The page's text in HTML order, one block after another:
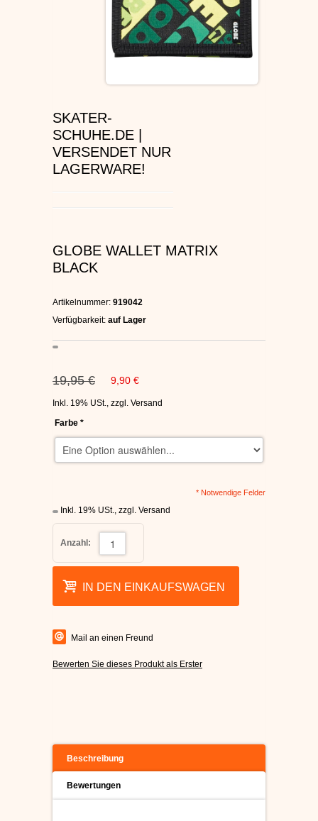
ÉS SCHUHE
SLIP ON
DVS SCHUHE
OSIRIS SKATERSCHUHE
ADIO
VANS SCHUHE
CONVERSE
DC SCHUHE HERREN
SUPRA SCHUHE
SKATER-
SCHUHE.DE |
VERSENDET NUR
LAGERWARE!
GLOBE WALLET MATRIX
BLACK
Artikelnummer: 919042
Verfügbarkeit: auf Lager
19,95 € 9,90 €
Inkl. 19% USt., zzgl. Versand
Farbe *
* Notwendige Felder
Inkl. 19% USt., zzgl. Versand
Anzahl:
IN DEN EINKAUFSWAGEN
Mail an einen Freund
Bewerten Sie dieses Produkt als Erster
Beschreibung
Bewertungen